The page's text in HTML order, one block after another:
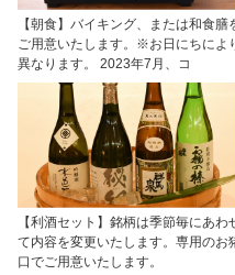
【朝食】バイキング、または和食膳
ご用意いたします。※お日にちによ
異なります。 2023年7月、コ
【利酒セット】銘柄は季節毎にあわ
て内容を変更いたします。専用のお
口でご用意いたします。